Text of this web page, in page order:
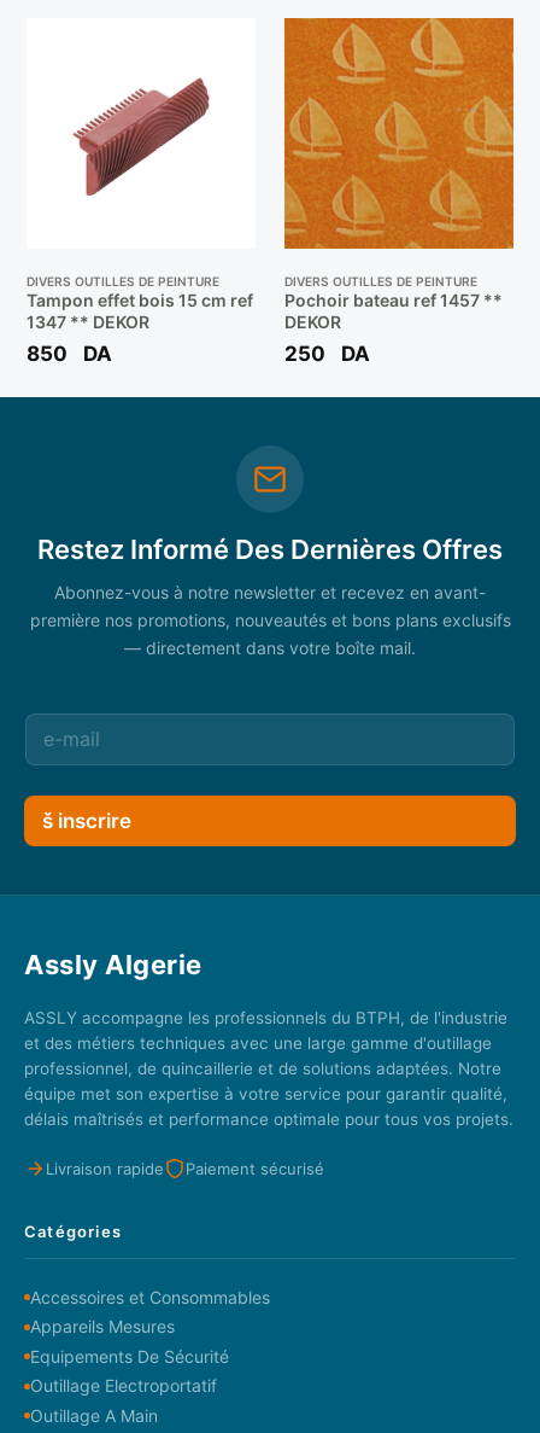
DIVERS OUTILLES DE PEINTURE
Tampon effet bois 15 cm ref
1347 ** DEKOR
850 DA
DIVERS OUTILLES DE PEINTURE
Pochoir bateau ref 1457 **
DEKOR
250 DA
Restez Informé Des Dernières Offres
Abonnez-vous à notre newsletter et recevez en avant-
première nos promotions, nouveautés et bons plans exclusifs
— directement dans votre boîte mail.
š inscrire
Assly Algerie
ASSLY accompagne les professionnels du BTPH, de l'industrie
et des métiers techniques avec une large gamme d'outillage
professionnel, de quincaillerie et de solutions adaptées. Notre
équipe met son expertise à votre service pour garantir qualité,
délais maîtrisés et performance optimale pour tous vos projets.
Livraison rapide Paiement sécurisé
Catégories
Accessoires et Consommables
Appareils Mesures
Equipements De Sécurité
Outillage Electroportatif
Outillage A Main